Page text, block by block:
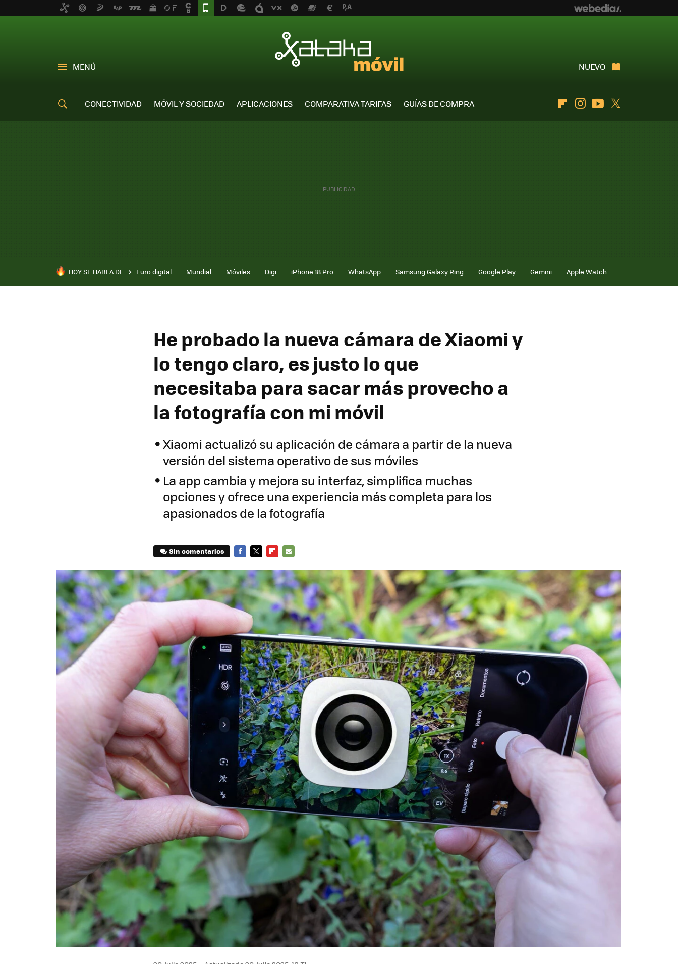
MENÚ NUEVO
CONECTIVIDAD MÓVIL Y SOCIEDAD APLICACIONES COMPARATIVA TARIFAS
GUÍAS DE COMPRA
FlipboardInstagramYoutube
HOY SE HABLA DE Euro digital Mundial Móviles Digi iPhone 18 Pro WhatsApp Samsung Galaxy Ring Google Play Gemini Apple Watch
He probado la nueva cámara de Xiaomi y
lo tengo claro, es justo lo que
necesitaba para sacar más provecho a
la fotografía con mi móvil
Xiaomi actualizó su aplicación de cámara a partir de la nueva
versión del sistema operativo de sus móviles
La app cambia y mejora su interfaz, simplifica muchas
opciones y ofrece una experiencia más completa para los
apasionados de la fotografía
Sin comentarios
MAIL